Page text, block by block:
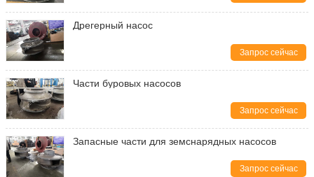
Дрегерный насос
Запрос сейчас
Части буровых насосов
Запрос сейчас
Запасные части для земснарядных насосов
Запрос сейчас